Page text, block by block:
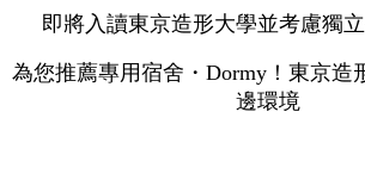
即將入讀東京造形大學並考慮獨
為您推薦專用宿舍・Dormy！東京造
邊環境